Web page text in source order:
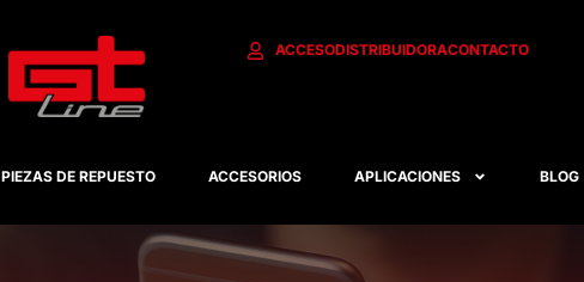
ACCESODISTRIBUIDORACONTACTO
PIEZAS DE REPUESTO ACCESORIOS APLICACIONES BLOG